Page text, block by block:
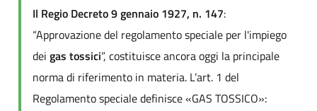
Il Regio Decreto 9 gennaio 1927, n. 147:
“Approvazione del regolamento speciale per l'impiego
dei gas tossici”, costituisce ancora oggi la principale
norma di riferimento in materia. L’art. 1 del
Regolamento speciale definisce «GAS TOSSICO»: